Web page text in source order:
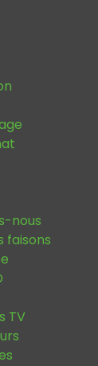
nous
faisons
TV